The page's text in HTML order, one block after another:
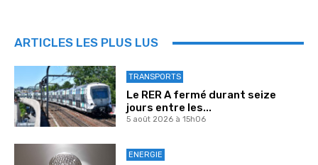
ARTICLES LES PLUS LUS
TRANSPORTS
Le RER A fermé durant seize
jours entre les...
5 août 2026 à 15h06
ENERGIE